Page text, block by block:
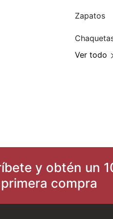
Zapatos
Ver todo
y obtén un
compra